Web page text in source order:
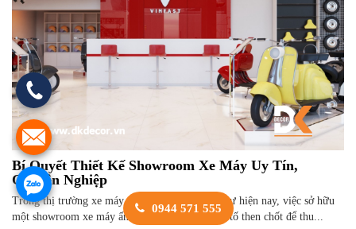
Bí Quyết Thiết Kế Showroom Xe Máy Uy Tín,
Chuyên Nghiệp
Trong thị trường xe máy cạnh tranh sôi động như hiện nay, việc sở hữu
một showroom xe máy ấn tượng, thu hút là yếu tố then chốt để thu...
0944 571 555